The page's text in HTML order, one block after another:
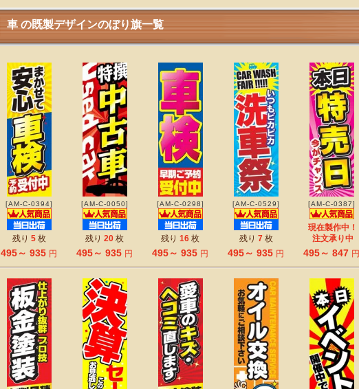
車 の既製デザインのぼり旗一覧
[AM-C-0394]
残り 5枚
495～ 935 円
[AM-C-0050]
残り 20 枚
495～ 935 円
[AM-C-0298]
残り 16 枚
495～ 935 円
[AM-C-0529]
残り 7枚
495～ 935 円
[AM-C-0387]
現在製作中！
注文承り中
495～ 847 円